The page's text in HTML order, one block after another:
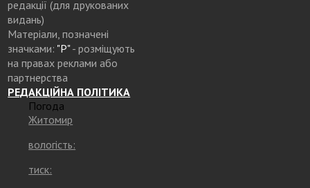
редакції (для друкованих
видань)
Матеріали, позначені
значками: "Р"- розміщують
на правах реклами або
партнерства
РЕДАКЦІЙНА ПОЛІТИКА
Погода
Житомир
вологість:
тиск: